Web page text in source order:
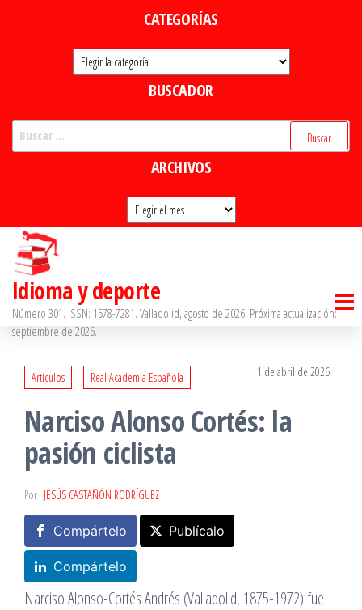
CATEGORÍAS
Categorías
BUSCADOR
ARCHIVOS
Archivos
Idioma y deporte
Número 301. ISSN: 1578-7281. Valladolid, agosto de 2026. Próxima actualización:
septiembre de 2026.
Artículos Real Academia Española 1 de abril de 2026
Narciso Alonso Cortés: la
pasión ciclista
Por JESÚS CASTAÑÓN RODRÍGUEZ
Compártelo Publícalo
Compártelo
Narciso Alonso-Cortés Andrés (Valladolid, 1875-1972) fue